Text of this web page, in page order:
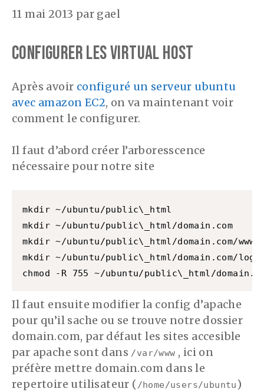
11 mai 2013 par gael
Configurer les virtual host
Après avoir configuré un serveur ubuntu
avec amazon EC2, on va maintenant voir
comment le configurer.
Il faut d’abord créer l’arboresscence
nécessaire pour notre site
mkdir ~/ubuntu/public\_html
mkdir ~/ubuntu/public\_html/domain.com
mkdir ~/ubuntu/public\_html/domain.com/www
mkdir ~/ubuntu/public\_html/domain.com/log
chmod -R 755 ~/ubuntu/public\_html/
Il faut ensuite modifier la config d’apache
pour qu’il sache ou se trouve notre dossier
domain.com, par défaut les sites accesible
par apache sont dans /var/www , ici on
préfère mettre domain.com dans le
repertoire utilisateur ( /home/users/ubuntu )